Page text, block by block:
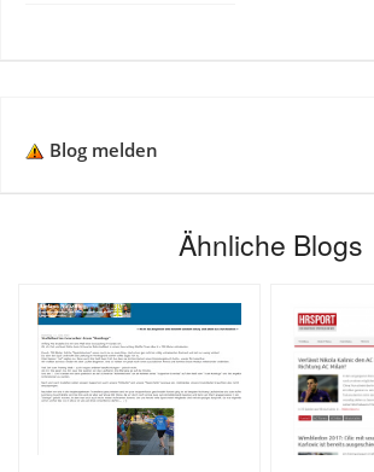
Blog melden
Ähnliche Blogs